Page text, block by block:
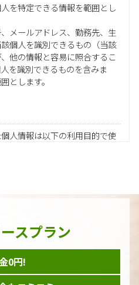
を特定できる情報を範囲とし
メールアドレス、勤務先、生
個人を識別できるもの（当該
他の情報と容易に照合するこ
を識別できるものを含みま
とします。
人情報は以下の利用目的で使
協力会社様担当者の識別
る人事関連システムの運用
したアンケート・キャンペーン
スプラン
0円!